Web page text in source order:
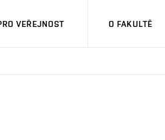
VEŘEJNOST O FAKULTĚ